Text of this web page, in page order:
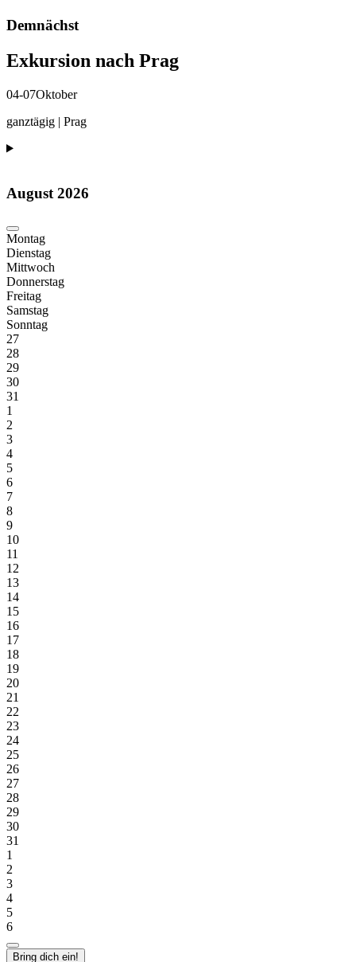
Demnächst
Exkursion nach Prag
04-07Oktober
ganztägig | Prag
August 2026
Montag
Dienstag
Mittwoch
Donnerstag
Freitag
Samstag
Sonntag
27
28
29
30
31
1
2
3
4
5
6
7
8
9
10
11
12
13
14
15
16
17
18
19
20
21
22
23
24
25
26
27
28
29
30
31
1
2
3
4
5
6
Bring dich ein!